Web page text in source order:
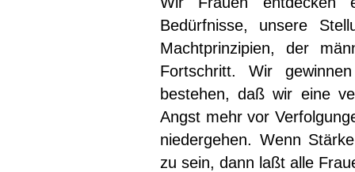
Bedürfnisse, unsere
Machtprinzipien, der
Fortschritt. Wir
bestehen, daß wir eine
Angst mehr vor
niedergehen. Wenn
zu sein, dann laßt alle